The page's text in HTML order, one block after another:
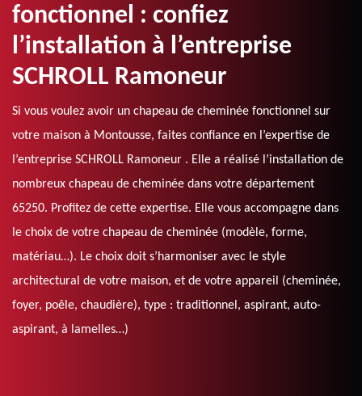
fonctionnel : confiez
l’installation à l’entreprise
SCHROLL Ramoneur
Si vous voulez avoir un chapeau de cheminée fonctionnel sur
votre maison à Montousse, faites confiance en l’expertise de
l’entreprise SCHROLL Ramoneur . Elle a réalisé l’installation de
nombreux chapeau de cheminée dans votre département
65250. Profitez de cette expertise. Elle vous accompagne dans
le choix de votre chapeau de cheminée (modèle, forme,
matériau…). Le choix doit s’harmoniser avec le style
architectural de votre maison, et de votre appareil (cheminée,
foyer, poêle, chaudière), type : traditionnel, aspirant, auto-
aspirant, à lamelles…)